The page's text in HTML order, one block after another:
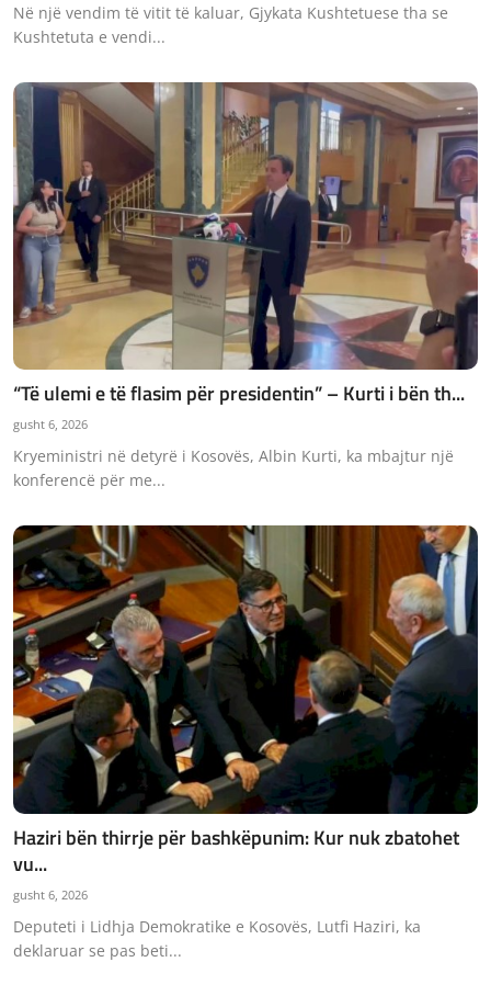
Në një vendim të vitit të kaluar, Gjykata Kushtetuese tha se
Kushtetuta e vendi...
“Të ulemi e të flasim për presidentin” – Kurti i bën th...
gusht 6, 2026
Kryeministri në detyrë i Kosovës, Albin Kurti, ka mbajtur një
konferencë për me...
Haziri bën thirrje për bashkëpunim: Kur nuk zbatohet
vu...
gusht 6, 2026
Deputeti i Lidhja Demokratike e Kosovës, Lutfi Haziri, ka
deklaruar se pas beti...